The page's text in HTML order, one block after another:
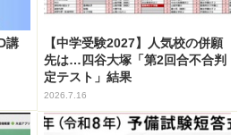
講
【中学受験2027】人気校の併願
先は…四谷大塚「第2回合不合判
定テスト」結果
2026.7.16